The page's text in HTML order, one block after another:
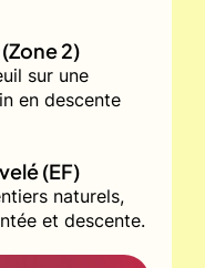
2)
sur une
en descente
(EF)
naturels,
et descente.